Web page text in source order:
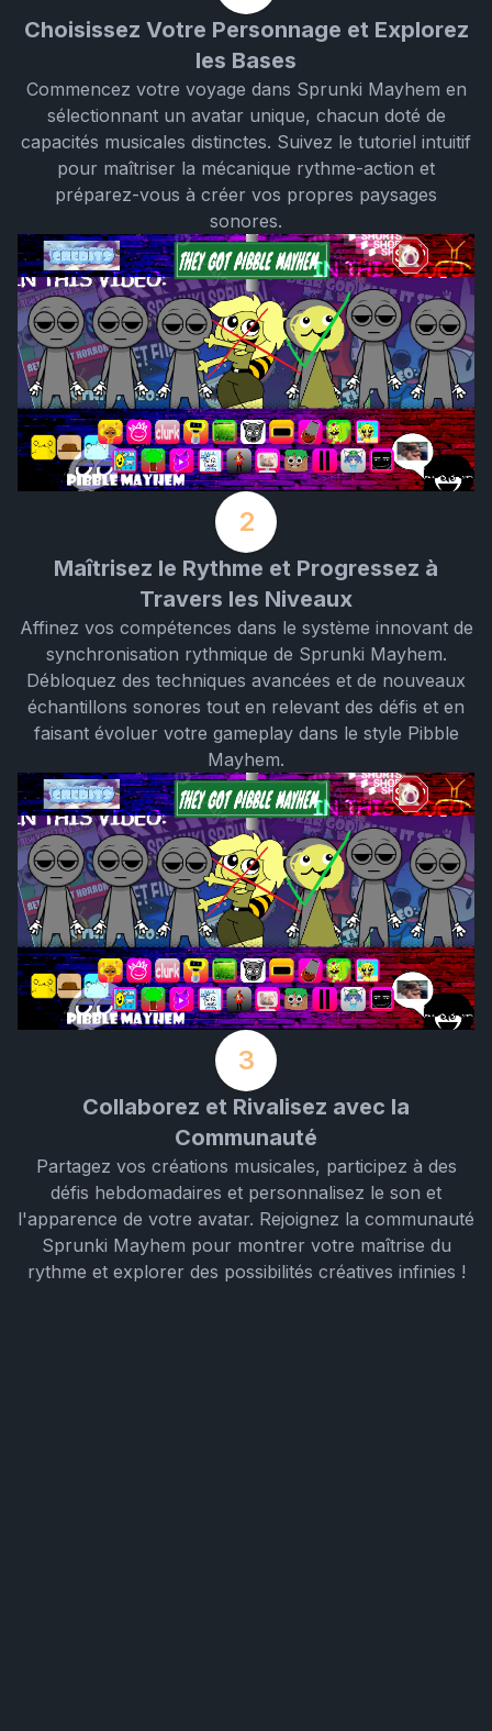
Choisissez Votre Personnage et Explorez
les Bases
Commencez votre voyage dans Sprunki Mayhem en
sélectionnant un avatar unique, chacun doté de
capacités musicales distinctes. Suivez le tutoriel intuitif
pour maîtriser la mécanique rythme-action et
préparez-vous à créer vos propres paysages
sonores.
2
Maîtrisez le Rythme et Progressez à
Travers les Niveaux
Affinez vos compétences dans le système innovant de
synchronisation rythmique de Sprunki Mayhem.
Débloquez des techniques avancées et de nouveaux
échantillons sonores tout en relevant des défis et en
faisant évoluer votre gameplay dans le style Pibble
Mayhem.
3
Collaborez et Rivalisez avec la
Communauté
Partagez vos créations musicales, participez à des
défis hebdomadaires et personnalisez le son et
l'apparence de votre avatar. Rejoignez la communauté
Sprunki Mayhem pour montrer votre maîtrise du
rythme et explorer des possibilités créatives infinies !